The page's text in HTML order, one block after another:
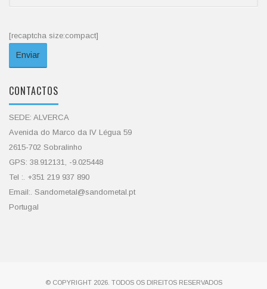
[recaptcha size:compact]
CONTACTOS
SEDE: ALVERCA
Avenida do Marco da IV Légua 59
2615-702 Sobralinho
GPS: 38.912131, -9.025448
Tel :. +351 219 937 890
Email:. Sandometal@sandometal.pt
Portugal
© COPYRIGHT 2026. TODOS OS DIREITOS RESERVADOS